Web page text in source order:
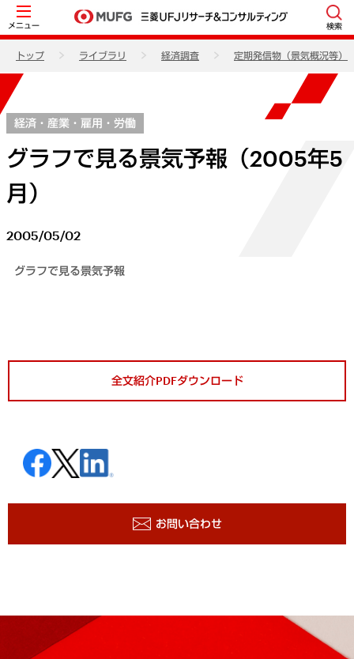
メニュー 検索
トップ ライブラリ 経済調査 定期発信物（景気概況等）
経済・産業・雇用・労働
グラフで見る景気予報（2005年5
月）
2005/05/02
グラフで見る景気予報
全文紹介PDFダウンロード
お問い合わせ